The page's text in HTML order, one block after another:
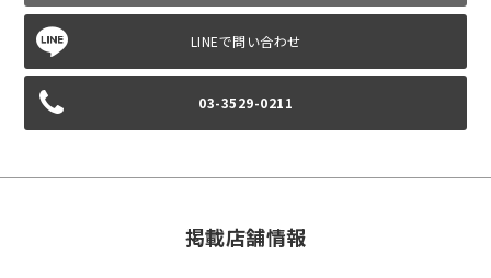
03-3529-0211
掲載店舗情報